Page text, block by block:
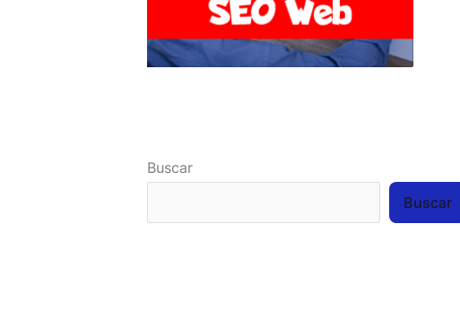
Buscar
Buscar